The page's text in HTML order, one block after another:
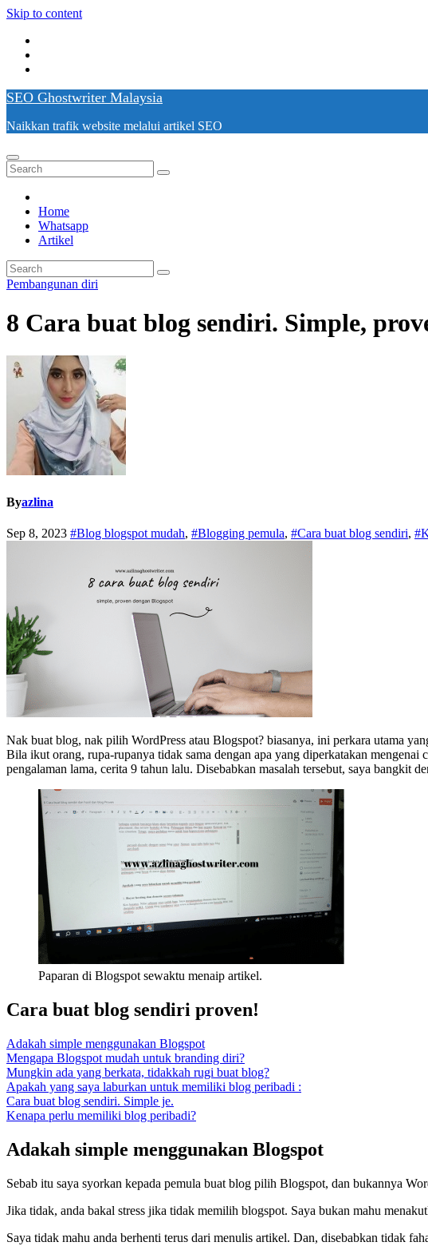
Skip to content
SEO Ghostwriter Malaysia
Naikkan trafik website melalui artikel SEO
Home
Whatsapp
Artikel
Pembangunan diri
8 Cara buat blog sendiri. Simple,
Byazlina
Sep 8, 2023 #Blog blogspot mudah, #Blogging pemula, #Cara buat blog sendiri,
Nak buat blog, nak pilih WordPress atau Blogspot? biasanya, ini perkara utama
Bila ikut orang, rupa-rupanya tidak sama dengan apa yang diperkatakan
pengalaman lama, cerita 9 tahun lalu. Disebabkan masalah tersebut, saya bangkit
Paparan di Blogspot sewaktu menaip artikel.
Cara buat blog sendiri proven!
Adakah simple menggunakan Blogspot
Mengapa Blogspot mudah untuk branding diri?
Mungkin ada yang berkata, tidakkah rugi buat blog?
Apakah yang saya laburkan untuk memiliki blog peribadi :
Cara buat blog sendiri. Simple je.
Kenapa perlu memiliki blog peribadi?
Adakah simple menggunakan Blogspot
Sebab itu saya syorkan kepada pemula buat blog pilih Blogspot, dan bukannya
Jika tidak, anda bakal stress jika tidak memilih blogspot. Saya bukan mahu
Saya tidak mahu anda berhenti terus dari menulis artikel. Dan, disebabkan tidak